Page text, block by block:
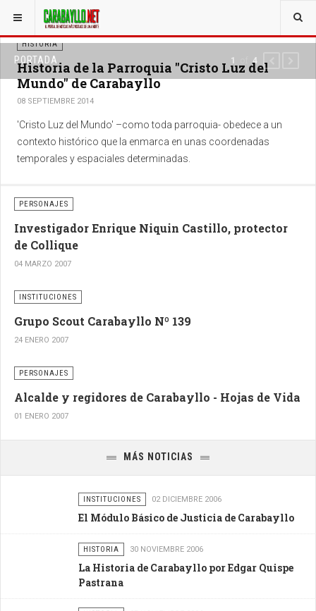
ESTÁ AQUÍ:
PORTADA
HISTORIA
Historia de la Parroquia "Cristo Luz del
Mundo" de Carabayllo
08 SEPTIEMBRE 2014
'Cristo Luz del Mundo' –como toda parroquia- obedece a un
contexto histórico que la enmarca en unas coordenadas
temporales y espaciales determinadas.
1 4
PERSONAJES
Investigador Enrique Niquin Castillo, protector
de Collique
04 MARZO 2007
INSTITUCIONES
Grupo Scout Carabayllo Nº 139
24 ENERO 2007
PERSONAJES
Alcalde y regidores de Carabayllo - Hojas de Vida
01 ENERO 2007
MÁS NOTICIAS
INSTITUCIONES 02 DICIEMBRE 2006
El Módulo Básico de Justicia de Carabayllo
HISTORIA 30 NOVIEMBRE 2006
La Historia de Carabayllo por Edgar Quispe
Pastrana